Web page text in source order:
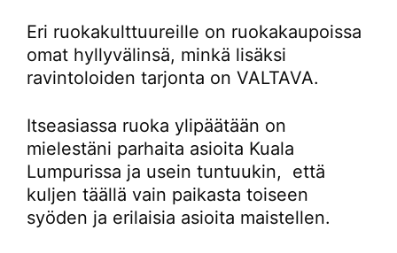
Eri ruokakulttuureille on ruokakaupoissa
omat hyllyvälinsä, minkä lisäksi
ravintoloiden tarjonta on VALTAVA.
Itseasiassa ruoka ylipäätään on
mielestäni parhaita asioita Kuala
Lumpurissa ja usein tuntuukin, että
kuljen täällä vain paikasta toiseen
syöden ja erilaisia asioita maistellen.